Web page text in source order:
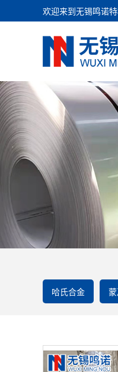
欢迎来到无锡鸣诺
哈氏合金